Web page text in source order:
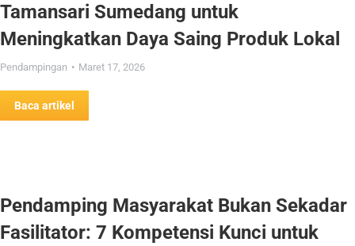
Tamansari Sumedang untuk
Meningkatkan Daya Saing Produk Lokal
Pendampingan Maret 17, 2026
Baca artikel
Pendamping Masyarakat Bukan Sekadar
Fasilitator: 7 Kompetensi Kunci untuk